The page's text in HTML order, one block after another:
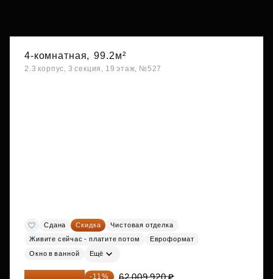
4-комнатная, 99.2м²
2.3 корпус, 3 секция, 19 этаж, №527
Сдана Скидка
Чистовая отделка
Живите сейчас - платите потом
Евроформат
Окно в ванной Ещё
55 188 829 ₽ -11% 62 009 920 ₽